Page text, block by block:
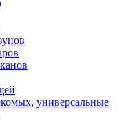
универсальные